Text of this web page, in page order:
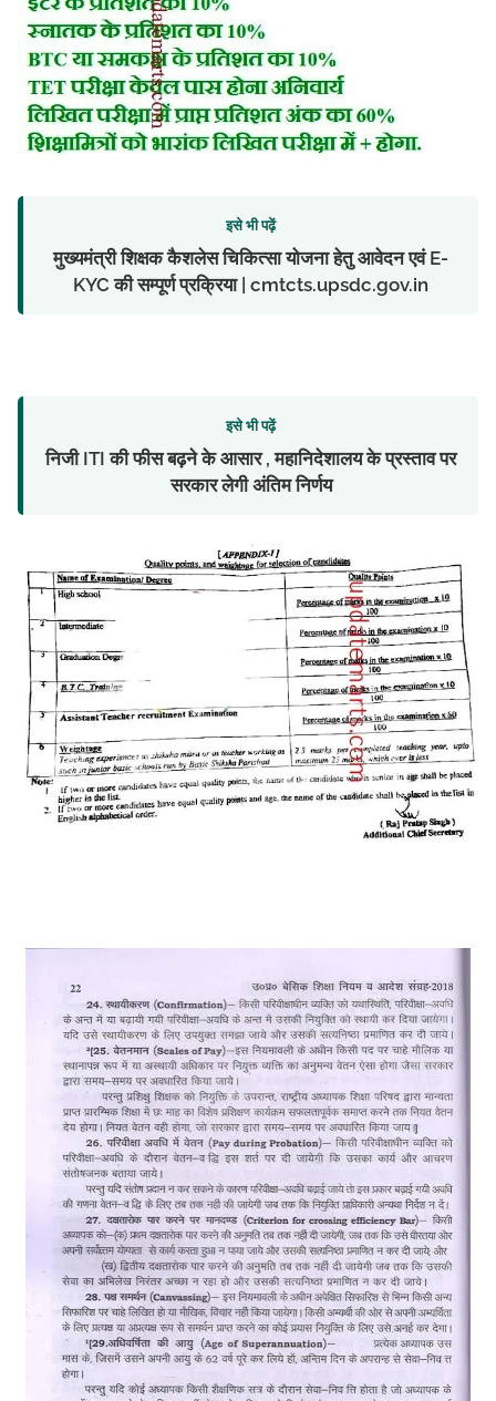
इसे भी पढ़ें
मुख्यमंत्री शिक्षक कैशलेस चिकित्सा योजना हेतु आवेदन एवं E-
KYC की सम्पूर्ण प्रक्रिया | cmtcts.upsdc.gov.in
इसे भी पढ़ें
निजी ITI की फीस बढ़ने के आसार , महानिदेशालय के प्रस्ताव पर
सरकार लेगी अंतिम निर्णय